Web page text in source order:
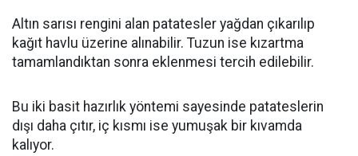
Altın sarısı rengini alan patatesler yağdan çıkarılıp
kağıt havlu üzerine alınabilir. Tuzun ise kızartma
tamamlandıktan sonra eklenmesi tercih edilebilir.
Bu iki basit hazırlık yöntemi sayesinde patateslerin
dışı daha çıtır, iç kısmı ise yumuşak bir kıvamda
kalıyor.